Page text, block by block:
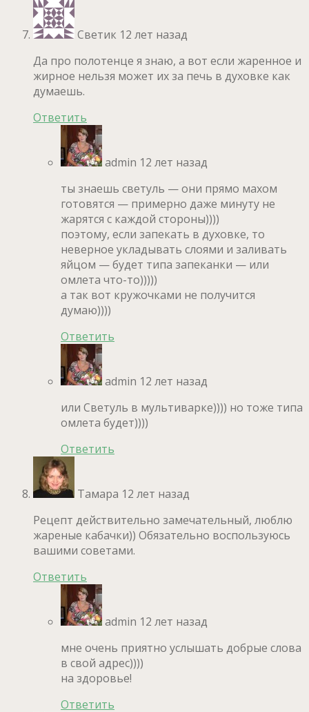
Светик 12 лет назад
Да про полотенце я знаю, а вот если жаренное и
жирное нельзя может их за печь в духовке как
думаешь.
Ответить
admin 12 лет назад
ты знаешь светуль — они прямо махом
готовятся — примерно даже минуту не
жарятся с каждой стороны))))
поэтому, если запекать в духовке, то
неверное укладывать слоями и заливать
яйцом — будет типа запеканки — или
омлета что-то)))))
а так вот кружочками не получится
думаю))))
Ответить
admin 12 лет назад
или Светуль в мультиварке)))) но тоже типа
омлета будет))))
Ответить
Тамара 12 лет назад
Рецепт действительно замечательный, люблю
жареные кабачки)) Обязательно воспользуюсь
вашими советами.
Ответить
admin 12 лет назад
мне очень приятно услышать добрые слова
в свой адрес))))
на здоровье!
Ответить